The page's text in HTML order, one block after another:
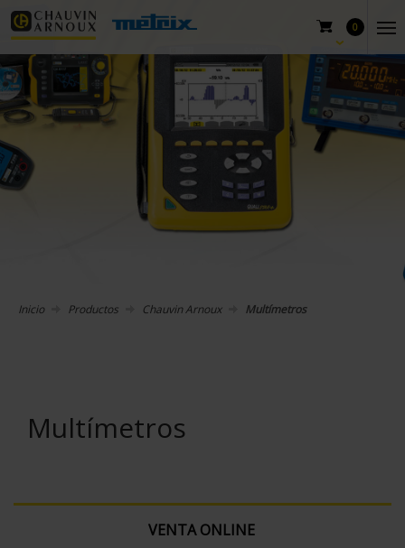
0
Inicio Productos Chauvin Arnoux Multímetros
Multímetros
VENTA ONLINE